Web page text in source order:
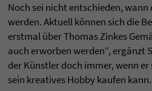
Noch sei nicht entschieden,
werden. Aktuell können sich die
erstmal über Thomas Zinkes
auch erworben werden“, ergänzt
der Künstler doch immer, wenn
sein kreatives Hobby kaufen kann.